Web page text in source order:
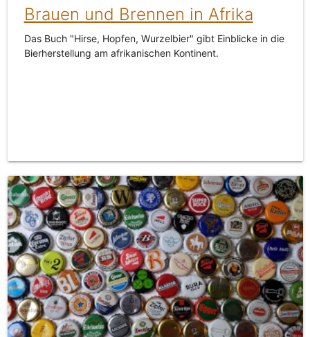
Brauen und Brennen in Afrika
Das Buch "Hirse, Hopfen, Wurzelbier" gibt Einblicke in die
Bierherstellung am afrikanischen Kontinent.